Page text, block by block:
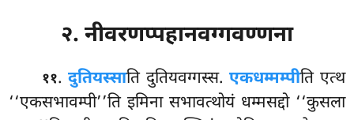
२. नीवरणप्पहानवग्गवण्णना
११.दुतियस्साति दुतियवग्गस्स.एकधम्मम्पीति एत्थ
‘‘एकसभावम्पी’’ति इमिना सभावत्थोयं धम्मसद्दो ‘‘कुसला